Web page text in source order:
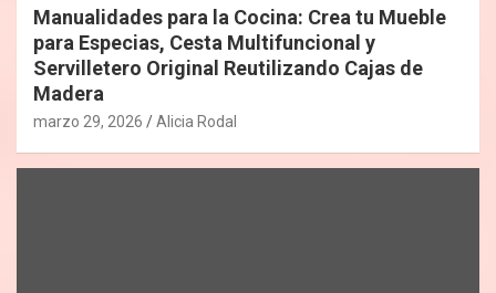
Manualidades para la Cocina: Crea tu Mueble
para Especias, Cesta Multifuncional y
Servilletero Original Reutilizando Cajas de
Madera
marzo 29, 2026 Alicia Rodal